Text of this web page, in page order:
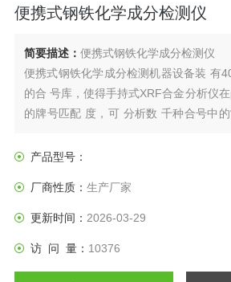
便携式钢铁化学成分检测仪
简要描述： 便携式钢铁化学成分检测仪
便携式钢铁化学成分检测机器设备装 有
的合 号库，使得手持式XRF合金分析仪
的牌号匹配 度，可 分析数 千种合号中
产品型号：
厂商性质： 生产厂家
更新时间： 2026-03-29
访 问 量： 10376